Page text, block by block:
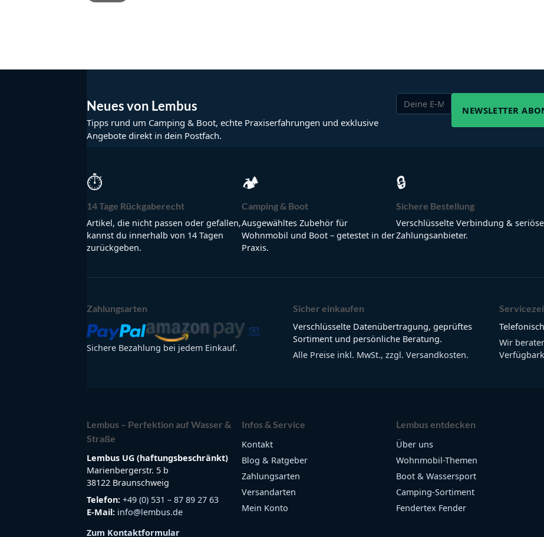
Neues von Lembus
Tipps rund um Camping & Boot, echte Praxiserfahrungen und exklusive
Angebote direkt in dein Postfach.
NEWSLETTER
⏱
14 Tage Rückgaberecht
Artikel, die nicht passen oder gefallen,
kannst du innerhalb von 14 Tagen
zurückgeben.
🏕
Camping & Boot
Ausgewähltes Zubehör für
Wohnmobil und Boot – getestet in der
Praxis.
🔒
Sichere Bestellung
Verschlüsselte Verbindung & seriöse
Zahlungsanbieter.
Zahlungsarten
Sichere Bezahlung bei jedem Einkauf.
Sicher einkaufen
Verschlüsselte Datenübertragung, geprüftes
Sortiment und persönliche Beratung.
Alle Preise inkl. MwSt., zzgl. Versandkosten.
Wir
Lembus – Perfektion auf Wasser &
Straße
Lembus UG (haftungsbeschränkt)
Marienbergerstr. 5 b
38122 Braunschweig
Telefon: +49 (0) 531 – 87 89 27 63
E-Mail: info@lembus.de
Zum Kontaktformular
Infos & Service
Kontakt
Blog & Ratgeber
Zahlungsarten
Versandarten
Mein Konto
Lembus entdecken
Über uns
Wohnmobil-Themen
Boot & Wassersport
Camping-Sortiment
Fendertex Fender